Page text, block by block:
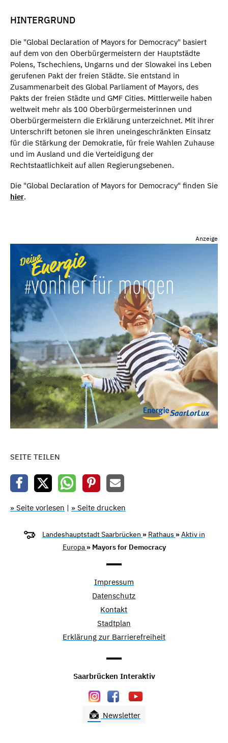
HINTERGRUND
Die "Global Declaration of Mayors for Democracy" basiert
auf dem von den Oberbürgermeistern der Hauptstädte
Polens, Tschechiens, Ungarns und der Slowakei ins Leben
gerufenen Pakt der freien Städte. Sie entstand in
Zusammenarbeit des Global Parliament of Mayors, des
Pakts der freien Städte und GMF Cities. Mittlerweile haben
weltweit mehr als 100 Oberbürgermeisterinnen und
Oberbürgermeistern die Erklärung unterzeichnet. Mit ihrer
Unterschrift betonen sie ihren uneingeschränkten Einsatz
für die Stärkung der Demokratie, für freie Wahlen Zuhause
und im Ausland und die Verteidigung der
Rechtstaatlichkeit auf allen Regierungsebenen.
Die "Global Declaration of Mayors for Democracy" finden Sie
hier.
Anzeige
SEITE TEILEN
» Seite vorlesen | » Seite drucken
Landeshauptstadt Saarbrücken » Rathaus »Aktiv in
Europa » Mayors for Democracy
Impressum
Datenschutz
Kontakt
Stadtplan
Erklärung zur Barrierefreiheit
Saarbrücken Interaktiv
Newsletter